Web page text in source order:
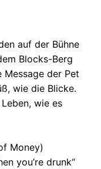
auf der Bühne
Blocks-Berg
Message der Pet
wie die Blicke.
wie es
Money)
you’re drunk“